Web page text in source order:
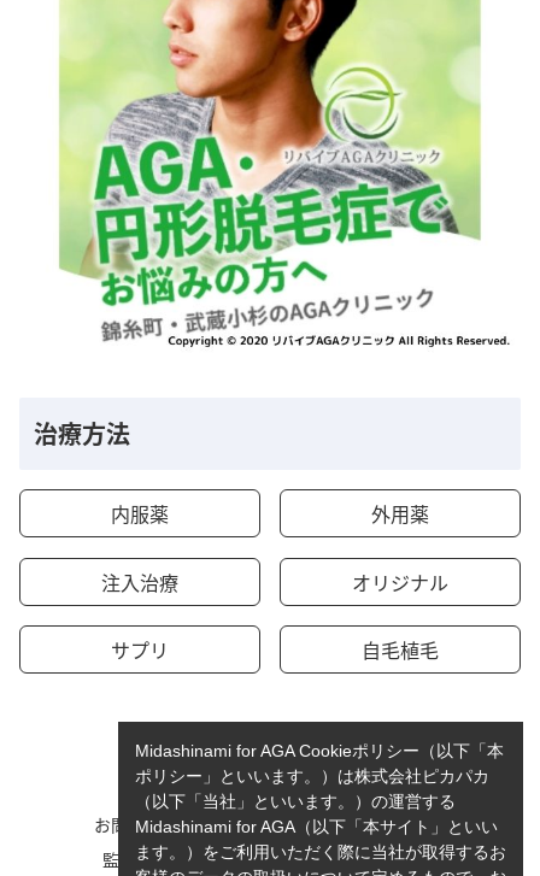
治療方法
内服薬 外用薬
注入治療 オリジナル
サプリ 自毛植毛
お問い合わせ
運営者情報
監修者一覧
cookieポリシーについて
Midashinami for AGA Cookieポリシー（以下「本
ポリシー」といいます。）は株式会社ピカパカ
（以下「当社」といいます。）の運営する
Midashinami for AGA（以下「本サイト」といい
ます。）をご利用いただく際に当社が取得するお